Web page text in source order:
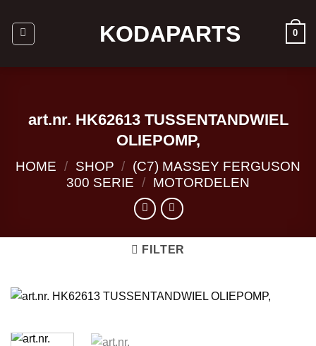
naar
inhoud
KODAPARTS 0
art.nr. HK62613 TUSSENTANDWIEL
OLIEPOMP,
HOME / SHOP / (C7) MASSEY FERGUSON
300 SERIE / MOTORDELEN
FILTER